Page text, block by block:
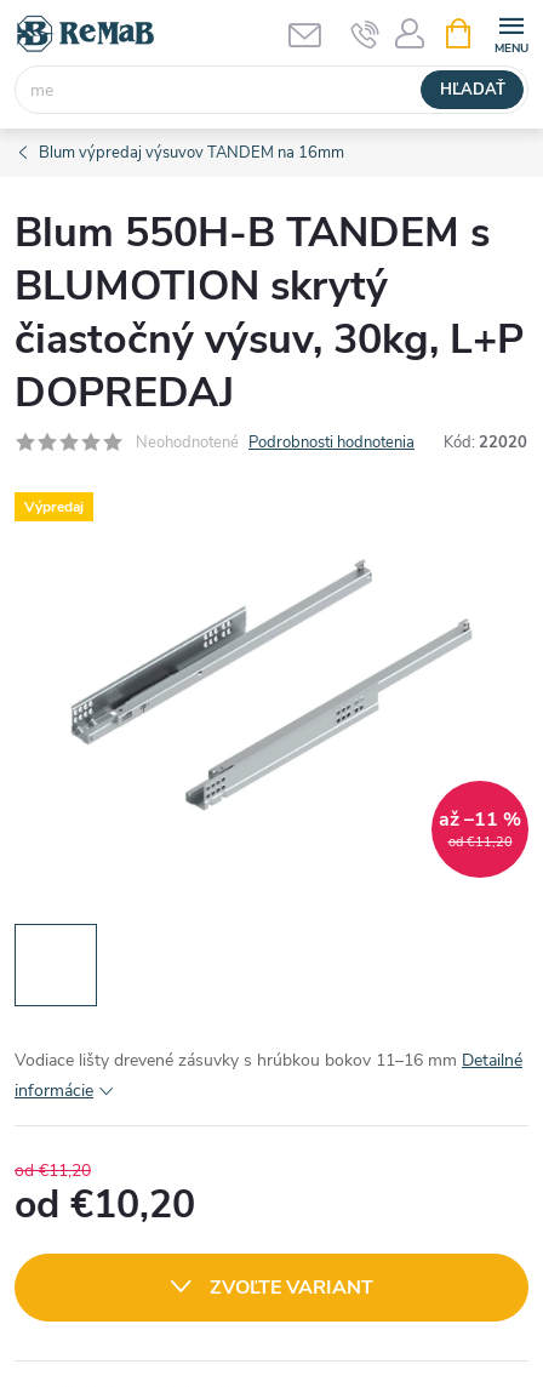
Prejsť
obsah
HĽADAŤ
KOŠÍK
Blum výpredaj výsuvov TANDEM na 16mm
Blum 550H-B TANDEM s
BLUMOTION skrytý
čiastočný výsuv, 30kg, L+P
DOPREDAJ
Neohodnotené Podrobnosti hodnotenia Kód: 22020
Výpredaj
od €11,20
až –11 %
Vodiace lišty drevené zásuvky s hrúbkou bokov 11–16 mm Detailné
informácie
od €11,20
od €10,20
cena:
ZVOĽTE VARIANT